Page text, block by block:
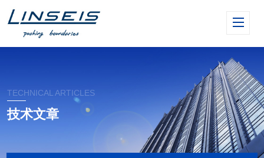
TECHNICAL ARTICLES
技术文章